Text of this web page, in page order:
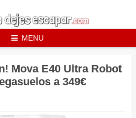
MENU
Mova E40 Ultra Robot
a 349€